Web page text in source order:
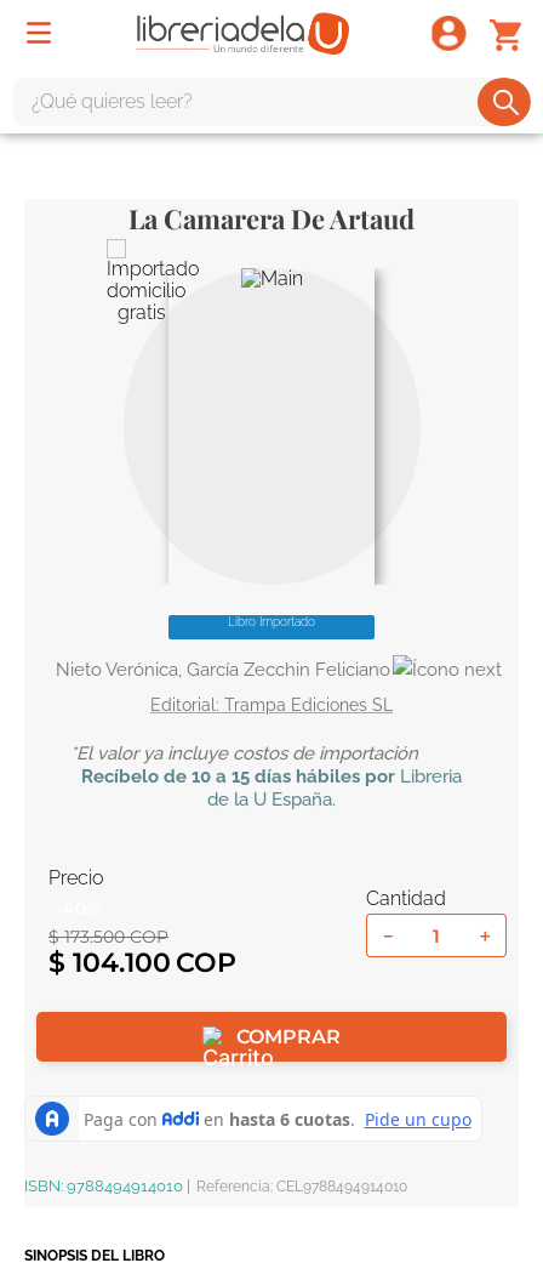
La Camarera De Artaud
Libro Importado
Nieto Verónica, García Zecchin Feliciano
Trampa Ediciones SL
*El valor ya incluye costos de importación
Recíbelo de 10 a 15 días hábiles por Libreria
de la U España.
Precio
$ 173.500COP
$ 104.100
Cantidad
＋
－
COMPRAR
ISBN: 9788494914010 Referencia: CEL9788494914010
SINOPSIS DEL LIBRO
tote bag -
harry potter
iliada